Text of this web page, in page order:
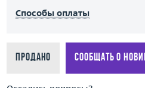
Способы оплаты
Продано Сообщать о